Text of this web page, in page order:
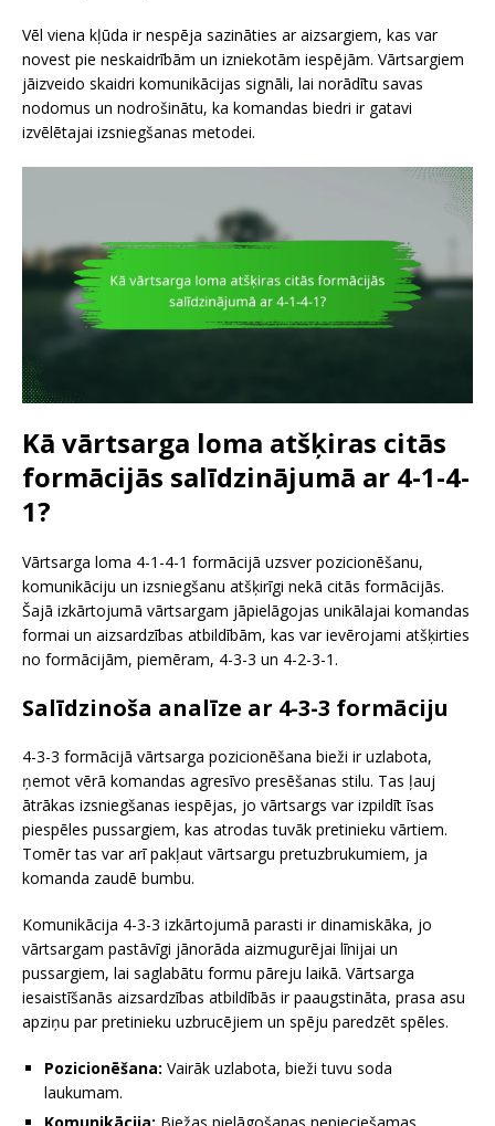
Vēl viena kļūda ir nespēja sazināties ar aizsargiem, kas var
novest pie neskaidrībām un izniekotām iespējām. Vārtsargiem
jāizveido skaidri komunikācijas signāli, lai norādītu savas
nodomus un nodrošinātu, ka komandas biedri ir gatavi
izvēlētajai izsniegšanas metodei.
Kā vārtsarga loma atšķiras citās
formācijās salīdzinājumā ar 4-1-4-
1?
Vārtsarga loma 4-1-4-1 formācijā uzsver pozicionēšanu,
komunikāciju un izsniegšanu atšķirīgi nekā citās formācijās.
Šajā izkārtojumā vārtsargam jāpielāgojas unikālajai komandas
formai un aizsardzības atbildībām, kas var ievērojami atšķirties
no formācijām, piemēram, 4-3-3 un 4-2-3-1.
Salīdzinoša analīze ar 4-3-3 formāciju
4-3-3 formācijā vārtsarga pozicionēšana bieži ir uzlabota,
ņemot vērā komandas agresīvo presēšanas stilu. Tas ļauj
ātrākas izsniegšanas iespējas, jo vārtsargs var izpildīt īsas
piespēles pussargiem, kas atrodas tuvāk pretinieku vārtiem.
Tomēr tas var arī pakļaut vārtsargu pretuzbrukumiem, ja
komanda zaudē bumbu.
Komunikācija 4-3-3 izkārtojumā parasti ir dinamiskāka, jo
vārtsargam pastāvīgi jānorāda aizmugurējai līnijai un
pussargiem, lai saglabātu formu pāreju laikā. Vārtsarga
iesaistīšanās aizsardzības atbildībās ir paaugstināta, prasa asu
apziņu par pretinieku uzbrucējiem un spēju paredzēt spēles.
Pozicionēšana: Vairāk uzlabota, bieži tuvu soda
laukumam.